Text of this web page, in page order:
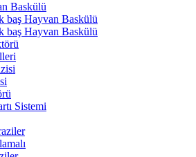
Baskülü
baş Hayvan Baskülü
baş Hayvan Baskülü
Sistemi